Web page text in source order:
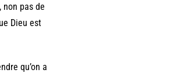
non pas de
Dieu est
qu’on a